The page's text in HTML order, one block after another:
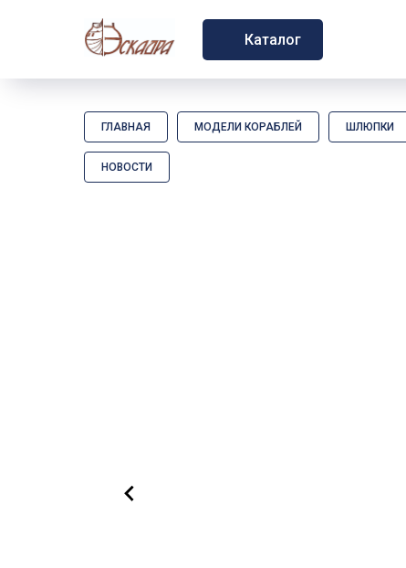
Каталог
ГЛАВНАЯ МОДЕЛИ КОРАБЛЕЙ ШЛЮПКИ
НОВОСТИ